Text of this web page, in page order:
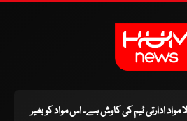
مواد ادارتی ٹیم کی کاوش ہے۔ اس مواد کو بغیر